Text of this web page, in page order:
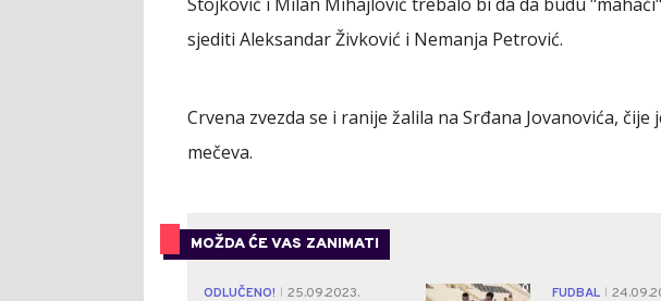
sjediti Aleksandar Živković i Nemanja Petrović.
Crvena zvezda se i ranije žalila na Srđana Jovanovića,
mečeva.
MOŽDA ĆE VAS ZANIMATI
ODLUČENO!
25.09.2023.
0 FUDBAL